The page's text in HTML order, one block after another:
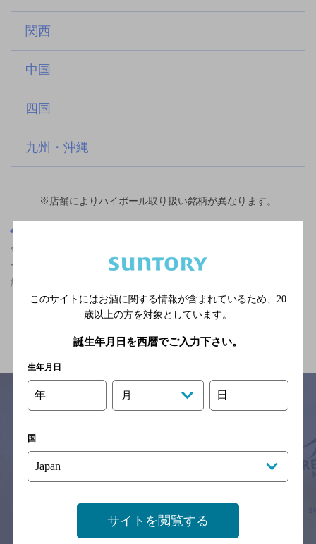
関西
中国
四国
九州・沖縄
※店舗によりハイボール取り扱い銘柄が異なります。
布施駅(大阪府)周辺500m,海鮮料理,ザ・プレミアム・モルツ香るエ
ールが飲める,オシャレなフンイキ,3,000円以上～5,000円未満,飲み
放題あり/クーポンありのお店
※それぞれのお店のメニューや営業時間などの掲載情報については、
念のためお店にご確認の上ご来店くださいますようお願い申し上げま
情報提供：ぐるなび
このサイトにはお酒に関する情報が含まれているため、 20
歳以上の方を対象としています。
誕生年月日を西暦でご入力下さい。
生年月日
年 月 日
国
サイトを閲覧する